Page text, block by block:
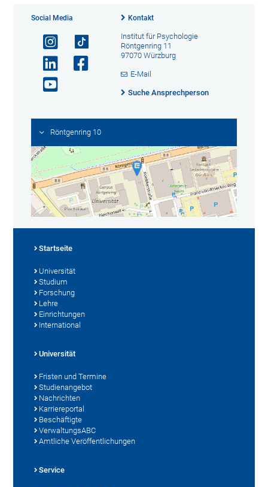
Social Media Kontakt
Institut für Psychologie
Röntgenring 11
97070 Würzburg
E-Mail
Suche Ansprechperson
Röntgenring 10
Startseite
Universität
Studium
Forschung
Lehre
Einrichtungen
International
Universität
Fristen und Termine
Studienangebot
Nachrichten
Karriereportal
Beschäftigte
VerwaltungsABC
Amtliche Veröffentlichungen
Service